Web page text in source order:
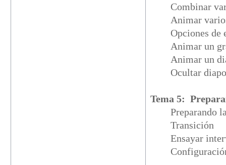
Combinar
Animar
Opciones de
Animar un
Animar un
Ocultar
Tema 5:
Preparando
Transición
Ensayar